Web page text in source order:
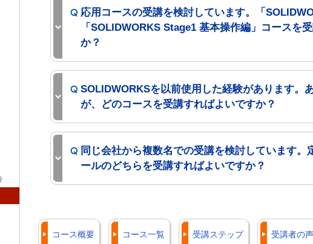
応用コースの受講を検討しています。「
「SOLIDWORKS Stage1 基本操作編」コースを
か？
SOLIDWORKSを以前使用した経験があります。
が、どのコースを受講すればよいですか？
同じ会社から複数名での受講を検討しています。
ールのどちらを受講すればよいですか？
コース概要 コース一覧 受講ステップ 受講者の声